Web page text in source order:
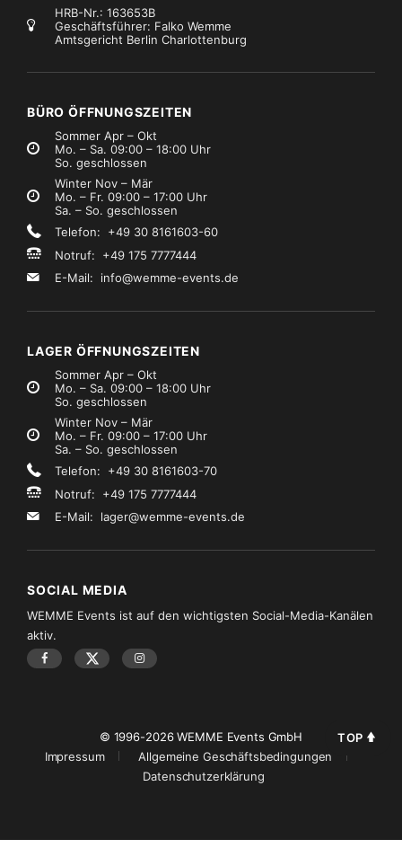
Marke:Liebherr
MwSt.)
Kühlung Marke:
(zzgl. MwSt.)
HRB-Nr.: 163653B
Geschäftsführer: Falko Wemme
Amtsgericht Berlin Charlottenburg
BÜRO ÖFFNUNGSZEITEN
Sommer Apr – Okt
Mo. – Sa. 09:00 – 18:00 Uhr
So. geschlossen
Winter Nov – Mär
Mo. – Fr. 09:00 – 17:00 Uhr
Sa. – So. geschlossen
Telefon: +49 30 8161603-60
Notruf: +49 175 7777444
E-Mail: info@wemme-events.de
LAGER ÖFFNUNGSZEITEN
Sommer Apr – Okt
Mo. – Sa. 09:00 – 18:00 Uhr
So. geschlossen
Winter Nov – Mär
Mo. – Fr. 09:00 – 17:00 Uhr
Sa. – So. geschlossen
Telefon: +49 30 8161603-70
Notruf: +49 175 7777444
E-Mail: lager@wemme-events.de
SOCIAL MEDIA
WEMME Events ist auf den wichtigsten Social-Media-Kanälen
aktiv.
© 1996-2026 WEMME Events GmbH
Impressum
Allgemeine Geschäftsbedingungen
Datenschutzerklärung
TOP